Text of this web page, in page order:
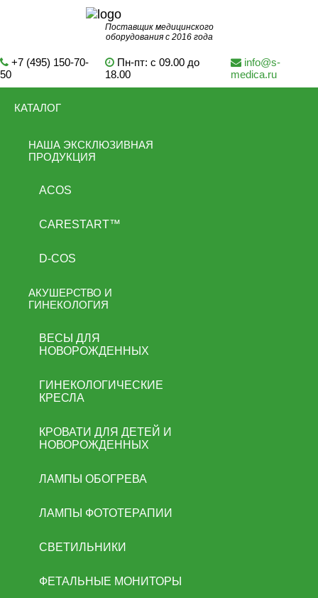
Поставщик медицинского
оборудования с 2016 года
+7 (495) 150-70-
50
Пн-пт: с 09.00 до
18.00
info@s-
medica.ru
КАТАЛОГ
НАША ЭКСКЛЮЗИВНАЯ
ПРОДУКЦИЯ
ACOS
CARESTART™
D-COS
АКУШЕРСТВО И
ГИНЕКОЛОГИЯ
ВЕСЫ ДЛЯ
НОВОРОЖДЕННЫХ
ГИНЕКОЛОГИЧЕСКИЕ
КРЕСЛА
КРОВАТИ ДЛЯ ДЕТЕЙ И
НОВОРОЖДЕННЫХ
ЛАМПЫ ОБОГРЕВА
ЛАМПЫ ФОТОТЕРАПИИ
СВЕТИЛЬНИКИ
ФЕТАЛЬНЫЕ МОНИТОРЫ